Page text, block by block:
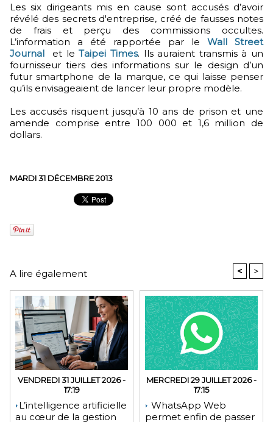
Les six dirigeants mis en cause sont accusés d’avoir
révélé des secrets d'entreprise, créé de fausses notes
de frais et perçu des commissions occultes.
L’information a été rapportée par le Wall Street
Journal et leTaipei Times. Ils auraient transmis à un
fournisseur tiers des informations sur le design d’un
futur smartphone de la marque, ce qui laisse penser
qu’ils envisageaient de lancer leur propre modèle.
Les accusés risquent jusqu’à 10 ans de prison et une
amende comprise entre 100 000 et 1,6 million de
dollars.
MARDI 31 DÉCEMBRE 2013
A lire également < >
VENDREDI 31 JUILLET 2026 -
17:19
​L’intelligence artificielle
au cœur de la gestion
MERCREDI 29 JUILLET 2026 -
17:15
WhatsApp Web
permet enfin de passer